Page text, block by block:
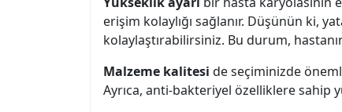
erişim kolaylığı sağlanır. Düşünün ki,
kolaylaştırabilirsiniz. Bu durum,
Malzeme kalitesi de seçiminizde
Ayrıca, anti-bakteriyel özelliklere sahip